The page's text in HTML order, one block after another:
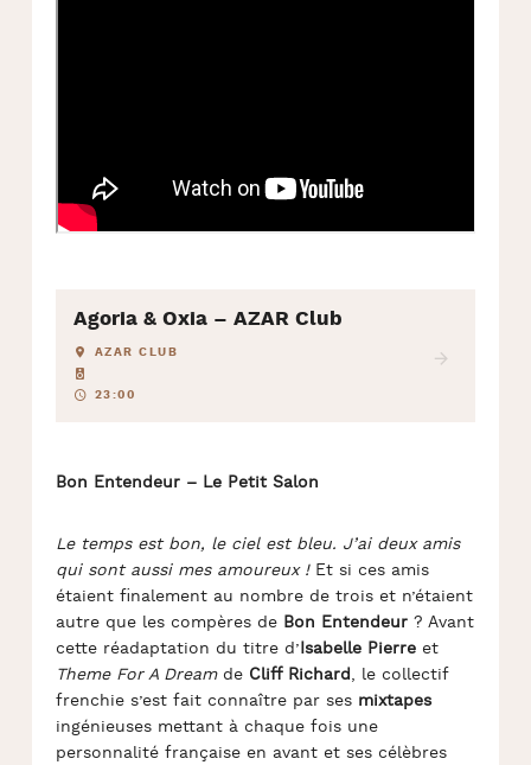
Agoria & Oxia – AZAR Club
AZAR CLUB
23:00
Bon Entendeur – Le Petit Salon
Le temps est bon, le ciel est bleu. J’ai deux amis
qui sont aussi mes amoureux !Et si ces amis
étaient finalement au nombre de trois et n’étaient
autre que les compères de Bon Entendeur? Avant
cette réadaptation du titre d’Isabelle Pierreet
Theme For A Dreamde Cliff Richard, le collectif
frenchie s’est fait connaître par ses mixtapes
ingénieuses mettant à chaque fois une
personnalité française en avant et ses célèbres